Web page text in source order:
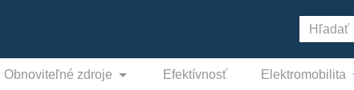
Hľadať:
Obnoviteľné zdroje Efektívnosť Elektromobilita